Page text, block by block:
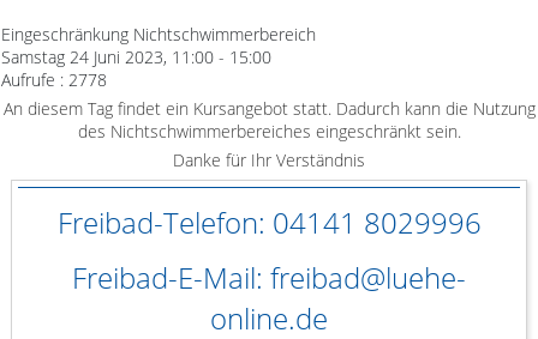
Eingeschränkung Nichtschwimmerbereich
Samstag 24 Juni 2023, 11:00 - 15:00
Aufrufe : 2778
An diesem Tag findet ein Kursangebot statt. Dadurch kann die Nutzung
des Nichtschwimmerbereiches eingeschränkt sein.
Danke für Ihr Verständnis
Freibad-Telefon: 04141 8029996
Freibad-E-Mail: freibad@luehe-
online.de